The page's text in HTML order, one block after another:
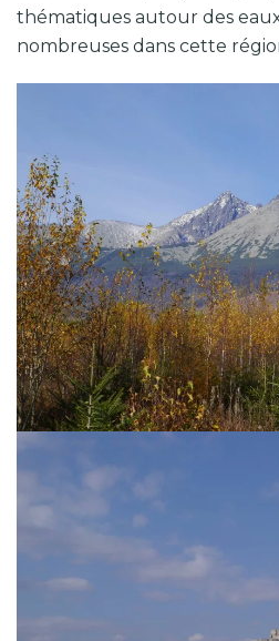
thématiques autour des
nombreuses dans cette
Paysages d’automne
La forteresse